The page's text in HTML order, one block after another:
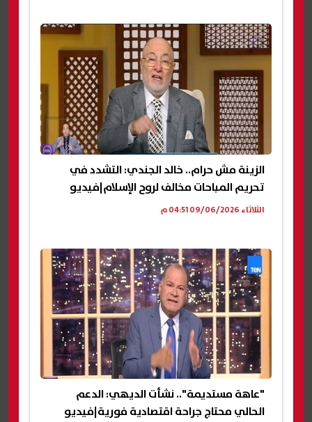
الزينة مش حرام.. خالد الجندي: التشدد في
تحريم المباحات مخالف لروح الإسلام|فيديو
الثلاثاء 09/06/2026 04:51 م
"عاهة مستديمة".. نشأت الديهي: الدعم
الحالي محتاج جراحة اقتصادية فورية|فيديو